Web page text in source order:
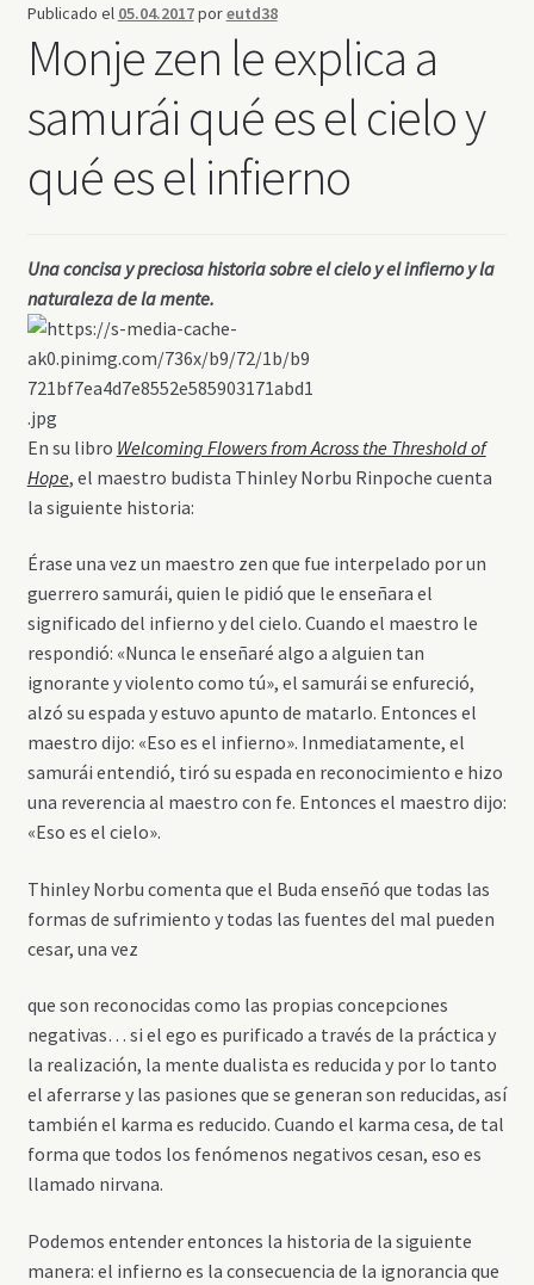
Publicado el 05.04.2017poreutd38
Monje zen le explica a
samurái qué es el cielo y
qué es el infierno
Una concisa y preciosa historia sobre el cielo y el infierno y la
naturaleza de la mente.
En su libro Welcoming Flowers from Across the Threshold of
Hope, el maestro budista Thinley Norbu Rinpoche cuenta
la siguiente historia:
Érase una vez un maestro zen que fue interpelado por un
guerrero samurái, quien le pidió que le enseñara el
significado del infierno y del cielo. Cuando el maestro le
respondió: «Nunca le enseñaré algo a alguien tan
ignorante y violento como tú», el samurái se enfureció,
alzó su espada y estuvo apunto de matarlo. Entonces el
maestro dijo: «Eso es el infierno». Inmediatamente, el
samurái entendió, tiró su espada en reconocimiento e hizo
una reverencia al maestro con fe. Entonces el maestro dijo:
«Eso es el cielo».
Thinley Norbu comenta que el Buda enseñó que todas las
formas de sufrimiento y todas las fuentes del mal pueden
cesar, una vez
que son reconocidas como las propias concepciones
negativas… si el ego es purificado a través de la práctica y
la realización, la mente dualista es reducida y por lo tanto
el aferrarse y las pasiones que se generan son reducidas, así
también el karma es reducido. Cuando el karma cesa, de tal
forma que todos los fenómenos negativos cesan, eso es
llamado nirvana.
Podemos entender entonces la historia de la siguiente
manera: el infierno es la consecuencia de la ignorancia que